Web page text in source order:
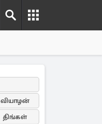
வியாழன்
திங்கள்